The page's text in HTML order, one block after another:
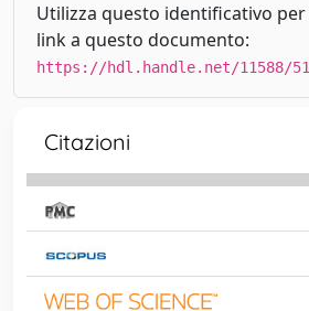
Utilizza questo identificativo
link a questo documento:
https://hdl.handle.net/11588/
Citazioni